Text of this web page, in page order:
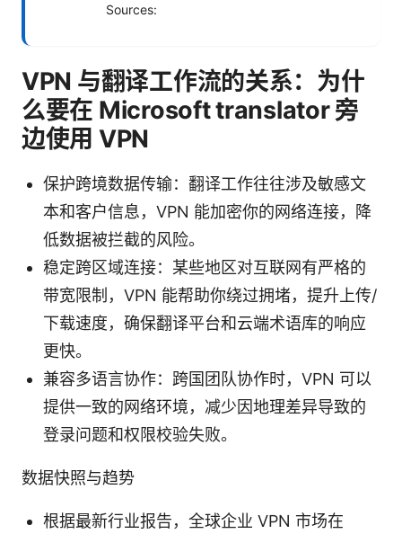
Sources:
VPN 与翻译工作流的关系：为什
么要在 Microsoft translator 旁
边使用 VPN
保护跨境数据传输：翻译工作往往涉及敏感文
本和客户信息，VPN 能加密你的网络连接，降
低数据被拦截的风险。
稳定跨区域连接：某些地区对互联网有严格的
带宽限制，VPN 能帮助你绕过拥堵，提升上传/
下载速度，确保翻译平台和云端术语库的响应
更快。
兼容多语言协作：跨国团队协作时，VPN 可以
提供一致的网络环境，减少因地理差异导致的
登录问题和权限校验失败。
数据快照与趋势
根据最新行业报告，全球企业 VPN 市场在